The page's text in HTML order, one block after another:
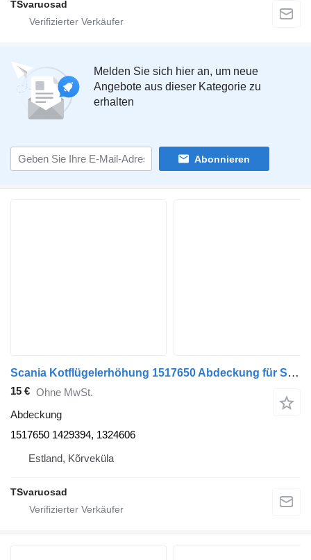
TSvaruosad
Melden Sie sich hier an, um neue
Angebote aus dieser Kategorie zu
erhalten
Abonnieren
Scania Kotflügelerhöhung 1517650 Abdeckung für Scania P230 LKW
15 € Ohne MwSt.
Abdeckung
1517650 1429394, 1324606
Estland, Kõrveküla
TSvaruosad